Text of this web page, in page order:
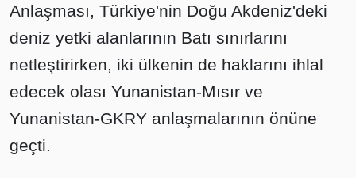
Anlaşması, Türkiye'nin Doğu Akdeniz'deki
deniz yetki alanlarının Batı sınırlarını
netleştirirken, iki ülkenin de haklarını ihlal
edecek olası Yunanistan-Mısır ve
Yunanistan-GKRY anlaşmalarının önüne
geçti.